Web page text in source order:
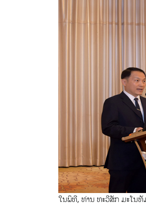
ໃນພິທີ, ທ່ານ ທະວີສັກ ມະໂນ